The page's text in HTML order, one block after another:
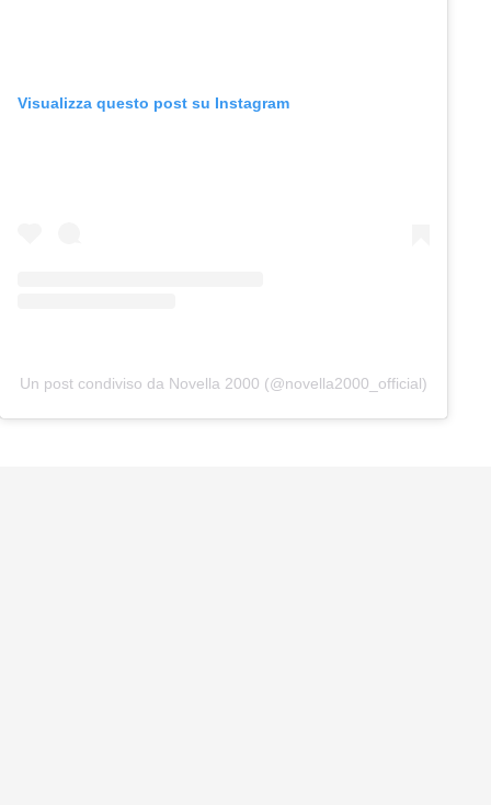
Visualizza questo post su Instagram
Un post condiviso da Novella 2000 (@novella2000_official)